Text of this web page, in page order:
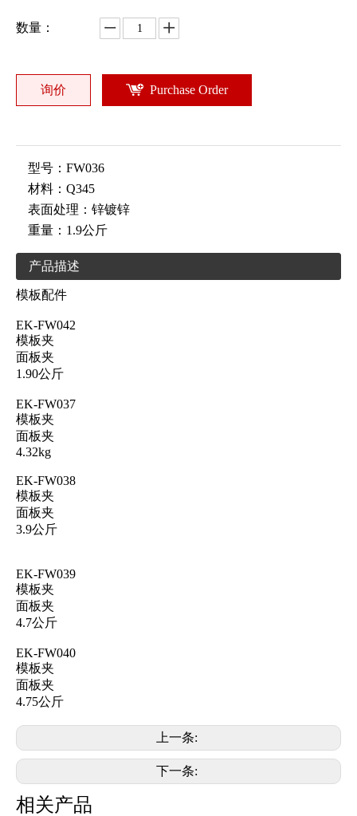
数量：
询价 Purchase Order
型号： FW036
材料： Q345
表面处理： 锌镀锌
重量： 1.9公斤
产品描述
模板配件
EK-FW042
模板夹
面板夹
1.90公斤
EK-FW037
模板夹
面板夹
4.32kg
EK-FW038
模板夹
面板夹
3.9公斤
EK-FW039
模板夹
面板夹
4.7公斤
EK-FW040
模板夹
面板夹
4.75公斤
上一条:
下一条:
相关产品